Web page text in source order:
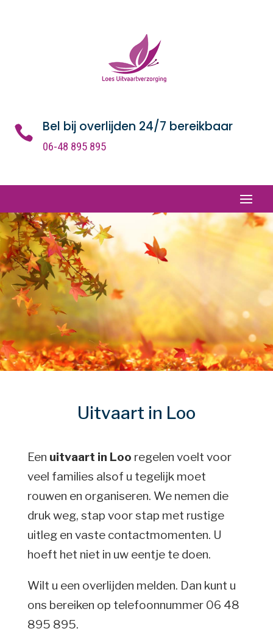
 Bel bij overlijden 24/7 bereikbaar
06-48 895 895
Uitvaart in Loo
Een uitvaart in Loo regelen voelt voor
veel families alsof u tegelijk moet
rouwen en organiseren. We nemen die
druk weg, stap voor stap met rustige
uitleg en vaste contactmomenten. U
hoeft het niet in uw eentje te doen.
Wilt u een overlijden melden. Dan kunt u
ons bereiken op telefoonnummer 06 48
895 895.